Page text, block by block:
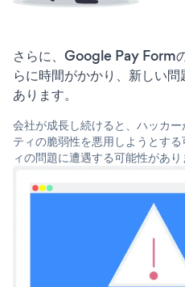
さらに、Google Pay Form
らに時間がかかり、新しい
あります。
会社が成長し続けると、ハッカ
ティの脆弱性を悪用しようとす
ィの問題に遭遇する可能性があり